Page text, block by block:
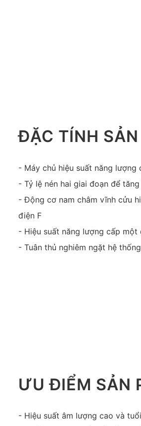
ĐẶC TÍNH
- Máy chủ hiệu suất năng
- Tỷ lệ nén hai giai đoạn để tăng
- Động cơ nam châm vĩnh cửu
điện F
- Hiệu suất năng lượng cấp
- Tuân thủ nghiêm ngặt hệ
ƯU ĐIỂM SẢN
- Hiệu suất âm lượng cao và